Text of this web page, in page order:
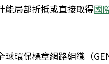
能局部折抵或直接取得國
環保標章網路組織（